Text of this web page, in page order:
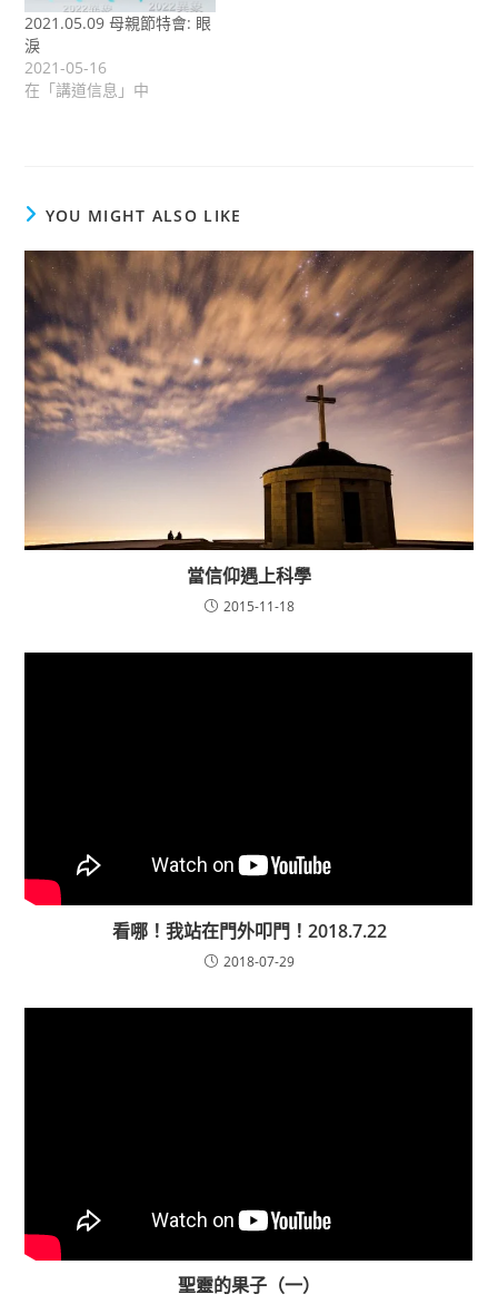
2021.05.09 母親節特會: 眼
淚
2021-05-16
在「講道信息」中
YOU MIGHT ALSO LIKE
當信仰遇上科學
2015-11-18
看哪！我站在門外叩門！2018.7.22
2018-07-29
聖靈的果子（一）